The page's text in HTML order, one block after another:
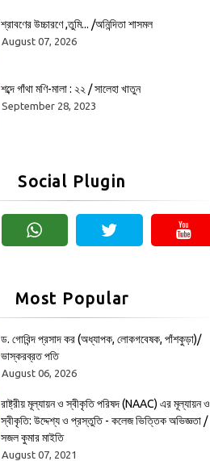
শ্রাবণের উচ্চারণে ,তুমি... /অনিন্দিতা শাসমল
August 07, 2026
শব্দে গাঁথা মণি-মালা : ২২ / সালেহা খাতুন
September 28, 2023
Social Plugin
Most Popular
ড. গোবিন্দ প্রসাদ কর (অধ্যাপক, লোকগবেষক, পাঁশকুড়া)/
ভাস্করব্রত পতি
August 06, 2026
রাষ্ট্রীয় মূল্যায়ন ও স্বীকৃতি পরিষদ (NAAC) এর মূল্যায়ন ও
স্বীকৃতি: উদ্দেশ্য ও প্রস্তুতি - কলেজ ভিত্তিক অভিজ্ঞতা /
সজল কুমার মাইতি
August 07, 2021